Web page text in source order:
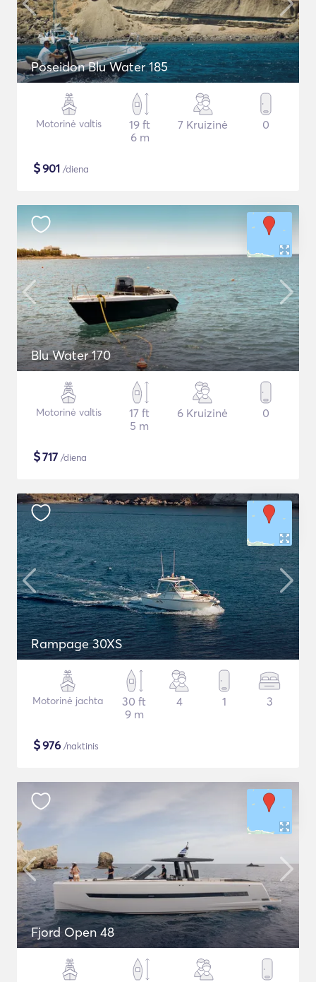
Poseidon Blu Water 185
Motorinė valtis
19 ft
6 m
7 Kruizinė 0
$901 /diena
Blu Water 170
Motorinė valtis
17 ft
5 m
6 Kruizinė 0
$717 /diena
Rampage 30XS
Motorinė jachta
30 ft
9 m
4 1 3
$976 /naktinis
Fjord Open 48